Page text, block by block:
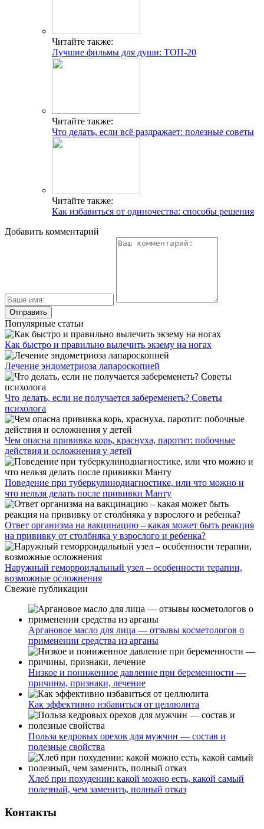
Читайте также:
Лучшие фильмы для души: ТОП-20
Читайте также:
Что делать, если всё раздражает: полезные советы
Читайте также:
Как избавиться от одиночества: способы решения
Добавить комментарий
Популярные статьи
Как быстро и правильно вылечить экзему на ногах
Лечение эндометриоза лапароскопией
Что делать, если не получается забеременеть? Советы
психолога
Чем опасна прививка корь, краснуха, паротит: побочные
действия и осложнения у детей
Поведение при туберкулинодиагностике, или что можно и
что нельзя делать после прививки Манту
Ответ организма на вакцинацию – какая может быть реакция
на прививку от столбняка у взрослого и ребенка?
Наружный геморроидальный узел – особенности терапии,
возможные осложнения
Свежие публикации
Аргановое масло для лица — отзывы косметологов о
применении средства из арганы
Низкое и пониженное давление при беременности —
причины, признаки, лечение
Как эффективно избавиться от целлюлита
Польза кедровых орехов для мужчин — состав и
полезные свойства
Хлеб при похудении: какой можно есть, какой самый
полезный, чем заменить, полный отказ
Контакты